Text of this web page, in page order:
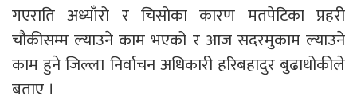
गएराति अध्याँरो र चिसोका कारण मतपेटिका प्रहरी
चौकीसम्म ल्याउने काम भएको र आज सदरमुकाम ल्याउने
काम हुने जिल्ला निर्वाचन अधिकारी हरिबहादुर बुढाथोकीले
बताए ।